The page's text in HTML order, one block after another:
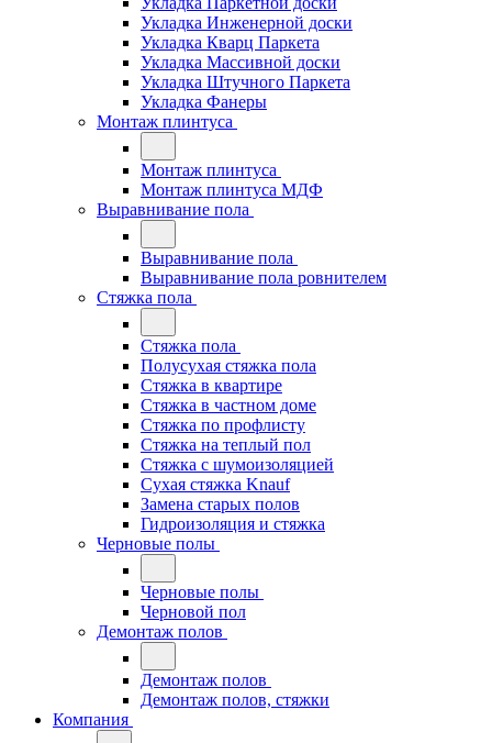
Укладка Инженерной доски
Укладка Кварц Паркета
Укладка Массивной доски
Укладка Штучного Паркета
Укладка Фанеры
Монтаж плинтуса
Монтаж плинтуса
Монтаж плинтуса МДФ
Выравнивание пола
Выравнивание пола
Выравнивание пола ровнителем
Стяжка пола
Стяжка пола
Полусухая стяжка пола
Стяжка в квартире
Стяжка в частном доме
Стяжка по профлисту
Стяжка на теплый пол
Стяжка с шумоизоляцией
Сухая стяжка Knauf
Замена старых полов
Гидроизоляция и стяжка
Черновые полы
Черновые полы
Черновой пол
Демонтаж полов
Демонтаж полов
Демонтаж полов, стяжки
Компания